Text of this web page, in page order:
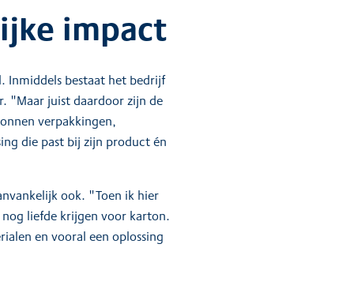
impact
Inmiddels bestaat het bedrijf
"Maar juist daardoor zijn de
verpakkingen,
die past bij zijn product én
ook. "Toen ik hier
liefde krijgen voor karton.
en vooral een oplossing